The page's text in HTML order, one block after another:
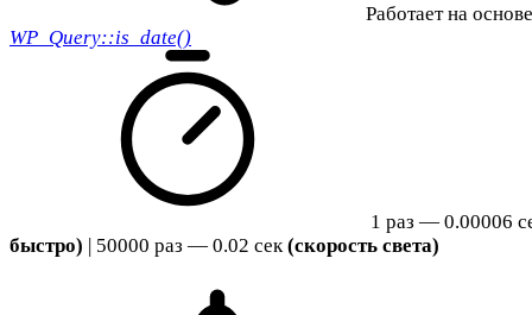
Работает на
WP_Query::is_date()
1 раз — 0.00006
быстро) | 50000 раз — 0.02 сек(скорость света)